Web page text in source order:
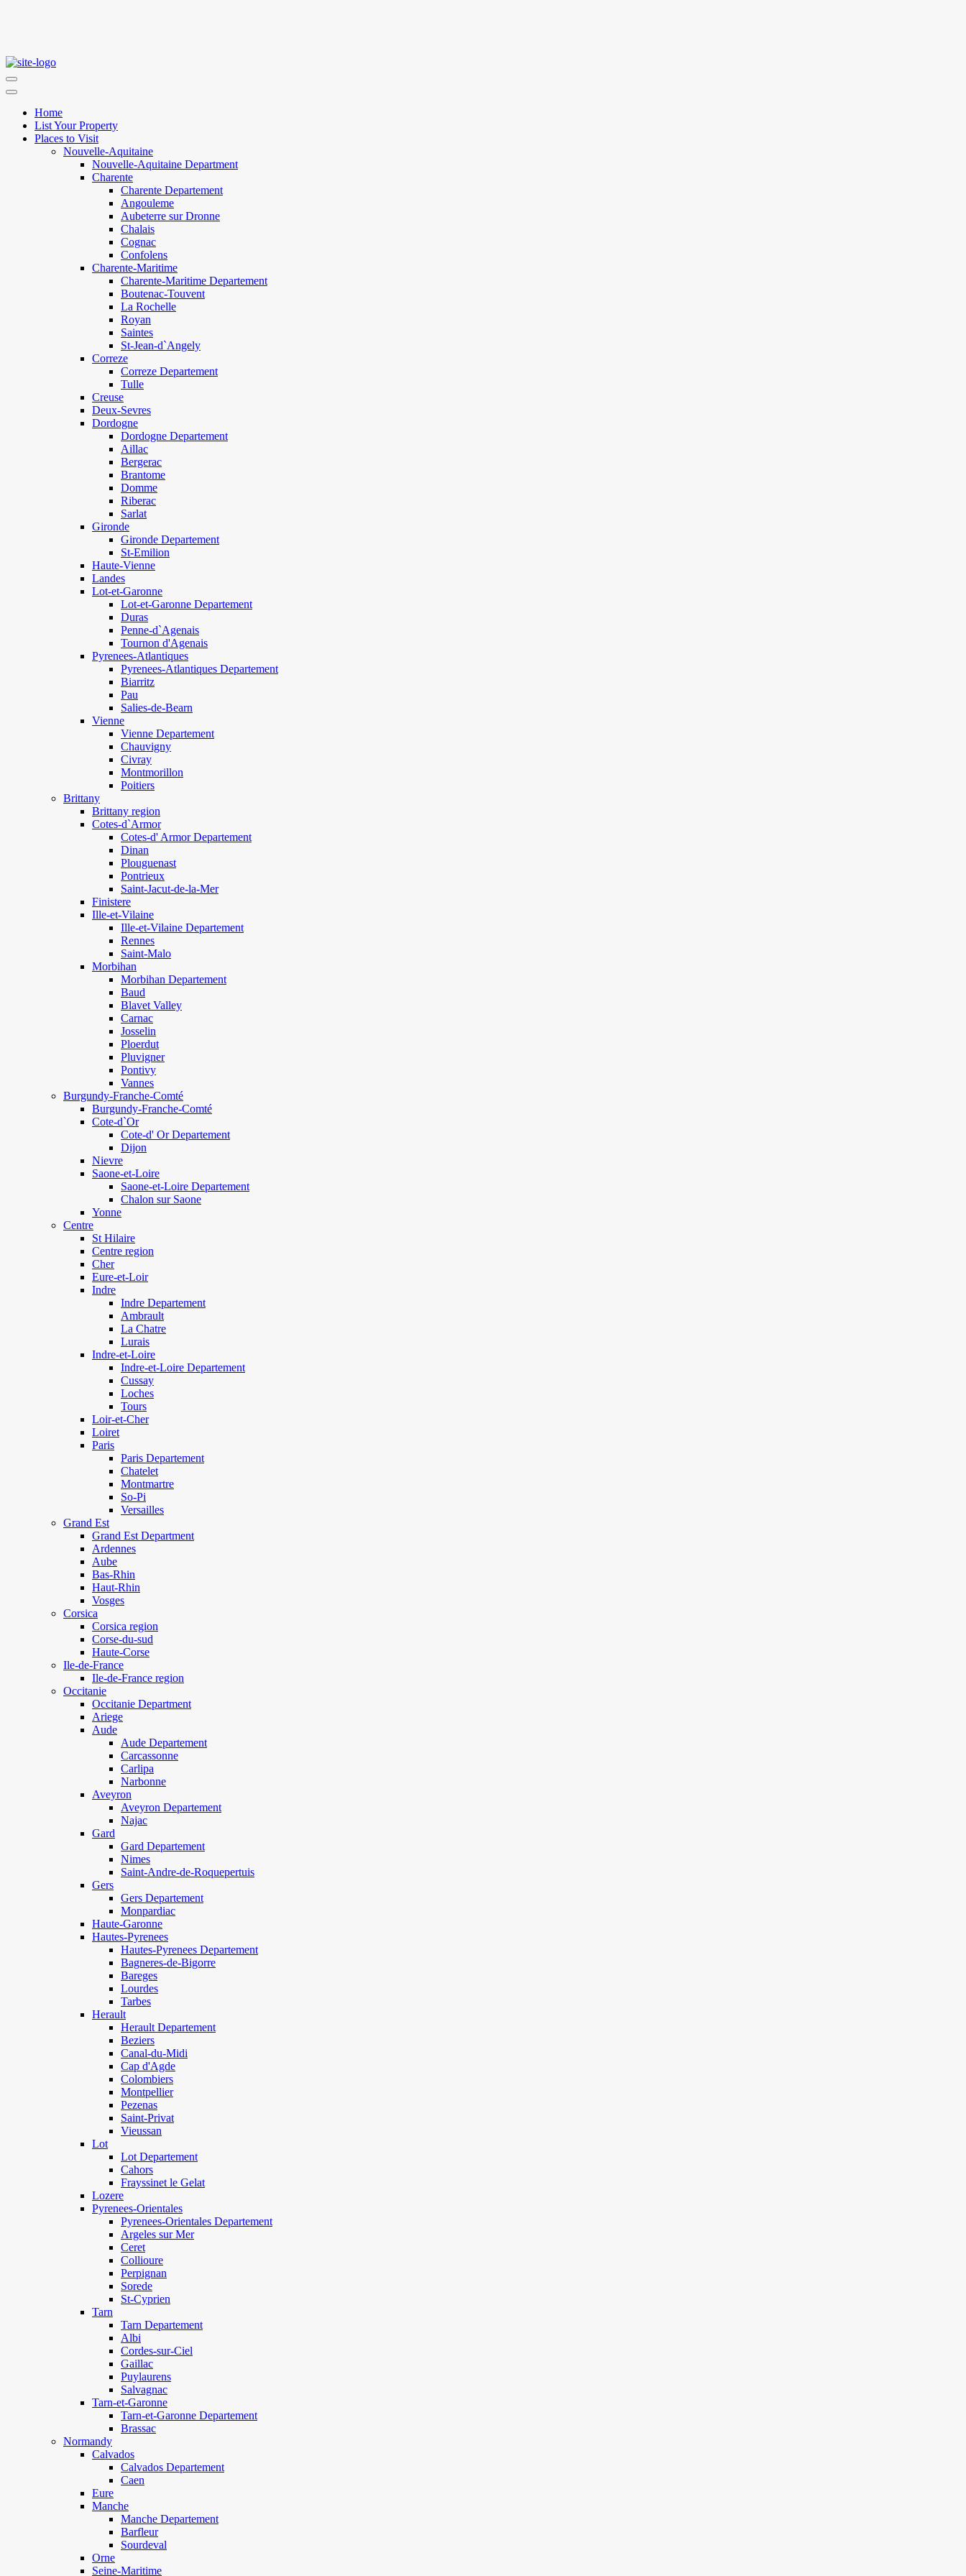
Home
List Your Property
Places to Visit
Nouvelle-Aquitaine
Nouvelle-Aquitaine Department
Charente
Charente Departement
Angouleme
Aubeterre sur Dronne
Chalais
Cognac
Confolens
Charente-Maritime
Charente-Maritime Departement
Boutenac-Touvent
La Rochelle
Royan
Saintes
St-Jean-d`Angely
Correze
Correze Departement
Tulle
Creuse
Deux-Sevres
Dordogne
Dordogne Departement
Aillac
Bergerac
Brantome
Domme
Riberac
Sarlat
Gironde
Gironde Departement
St-Emilion
Haute-Vienne
Landes
Lot-et-Garonne
Lot-et-Garonne Departement
Duras
Penne-d`Agenais
Tournon d'Agenais
Pyrenees-Atlantiques
Pyrenees-Atlantiques Departement
Biarritz
Pau
Salies-de-Bearn
Vienne
Vienne Departement
Chauvigny
Civray
Montmorillon
Poitiers
Brittany
Brittany region
Cotes-d`Armor
Cotes-d' Armor Departement
Dinan
Plouguenast
Pontrieux
Saint-Jacut-de-la-Mer
Finistere
Ille-et-Vilaine
Ille-et-Vilaine Departement
Rennes
Saint-Malo
Morbihan
Morbihan Departement
Baud
Blavet Valley
Carnac
Josselin
Ploerdut
Pluvigner
Pontivy
Vannes
Burgundy-Franche-Comté
Burgundy-Franche-Comté
Cote-d`Or
Cote-d' Or Departement
Dijon
Nievre
Saone-et-Loire
Saone-et-Loire Departement
Chalon sur Saone
Yonne
Centre
St Hilaire
Centre region
Cher
Eure-et-Loir
Indre
Indre Departement
Ambrault
La Chatre
Lurais
Indre-et-Loire
Indre-et-Loire Departement
Cussay
Loches
Tours
Loir-et-Cher
Loiret
Paris
Paris Departement
Chatelet
Montmartre
So-Pi
Versailles
Grand Est
Grand Est Department
Ardennes
Aube
Bas-Rhin
Haut-Rhin
Vosges
Corsica
Corsica region
Corse-du-sud
Haute-Corse
Ile-de-France
Ile-de-France region
Occitanie
Occitanie Department
Ariege
Aude
Aude Departement
Carcassonne
Carlipa
Narbonne
Aveyron
Aveyron Departement
Najac
Gard
Gard Departement
Nimes
Saint-Andre-de-Roquepertuis
Gers
Gers Departement
Monpardiac
Haute-Garonne
Hautes-Pyrenees
Hautes-Pyrenees Departement
Bagneres-de-Bigorre
Bareges
Lourdes
Tarbes
Herault
Herault Departement
Beziers
Canal-du-Midi
Cap d'Agde
Colombiers
Montpellier
Pezenas
Saint-Privat
Vieussan
Lot
Lot Departement
Cahors
Frayssinet le Gelat
Lozere
Pyrenees-Orientales
Pyrenees-Orientales Departement
Argeles sur Mer
Ceret
Collioure
Perpignan
Sorede
St-Cyprien
Tarn
Tarn Departement
Albi
Cordes-sur-Ciel
Gaillac
Puylaurens
Salvagnac
Tarn-et-Garonne
Tarn-et-Garonne Departement
Brassac
Normandy
Calvados
Calvados Departement
Caen
Eure
Manche
Manche Departement
Barfleur
Sourdeval
Orne
Seine-Maritime